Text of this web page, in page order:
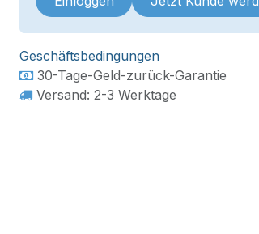
Geschäftsbedingungen
30-Tage-Geld-zurück-Garantie
Versand: 2-3 Werktage